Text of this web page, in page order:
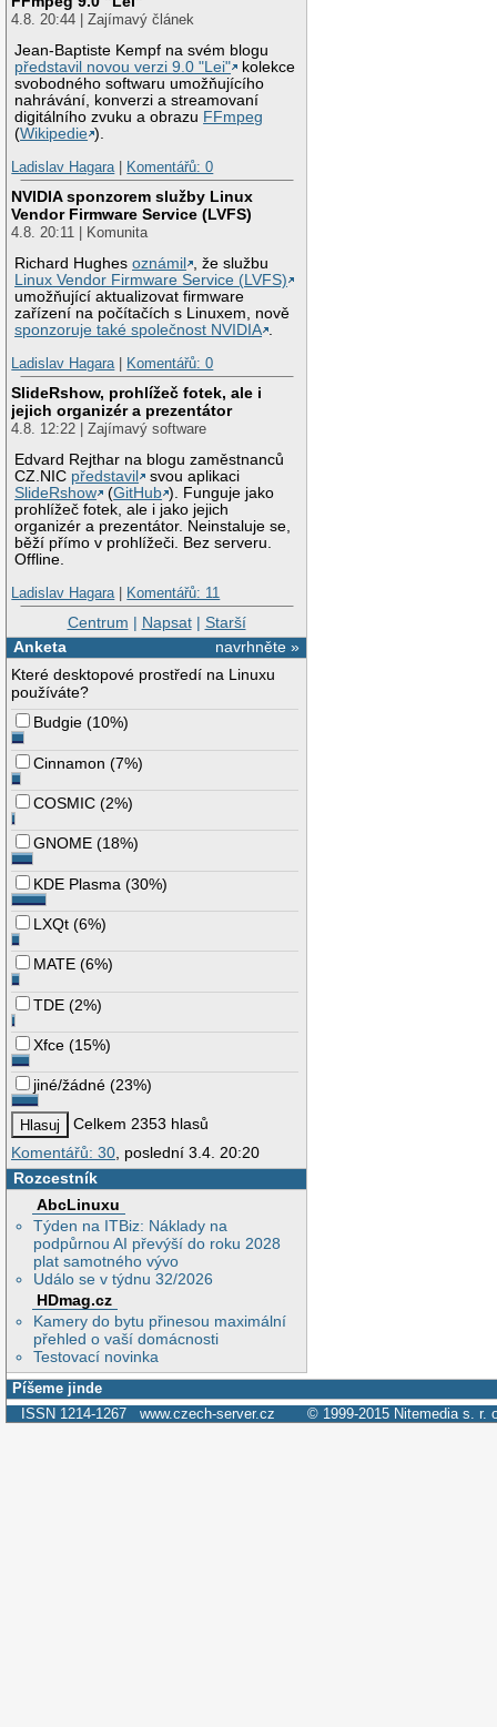
4.8. 20:44 | Zajímavý článek
Jean-Baptiste Kempf na svém blogu
představil novou verzi 9.0 "Lei"
kolekce
svobodného softwaru umožňujícího
nahrávání, konverzi a streamovaní
digitálního zvuku a obrazu FFmpeg
(Wikipedie ).
Ladislav Hagara| Komentářů: 0
NVIDIA sponzorem služby Linux
Vendor Firmware Service (LVFS)
4.8. 20:11 | Komunita
Richard Hughesoznámil
, že službu
Linux Vendor Firmware Service (LVFS)
umožňující aktualizovat firmware
zařízení na počítačích s Linuxem, nově
sponzoruje také společnost NVIDIA .
Ladislav Hagara| Komentářů: 0
SlideRshow, prohlížeč fotek, ale i
jejich organizér a prezentátor
4.8. 12:22 | Zajímavý software
Edvard Rejthar na blogu zaměstnanců
CZ.NIC představil
svou aplikaci
SlideRshow
(GitHub ). Funguje jako
prohlížeč fotek, ale i jako jejich
organizér a prezentátor. Neinstaluje se,
běží přímo v prohlížeči. Bez serveru.
Offline.
Ladislav Hagara| Komentářů: 11
Centrum | Napsat| Starší
navrhněte »
Anketa
Které desktopové prostředí na Linuxu
používáte?
Budgie (10%)
Cinnamon (7%)
COSMIC (2%)
GNOME (18%)
KDE Plasma (30%)
LXQt (6%)
MATE (6%)
TDE (2%)
Xfce (15%)
jiné/žádné (23%)
Celkem 2353 hlasů
Komentářů: 30 , poslední 3.4. 20:20
Rozcestník
AbcLinuxu
Týden na ITBiz: Náklady na
podpůrnou AI převýší do roku 2028
plat samotného vývo
Událo se v týdnu 32/2026
HDmag.cz
Kamery do bytu přinesou maximální
přehled o vaší domácnosti
Testovací novinka
Píšeme jinde
ISSN 1214-1267 www.czech-server.cz © 1999-2015 Nitemedia s. r.